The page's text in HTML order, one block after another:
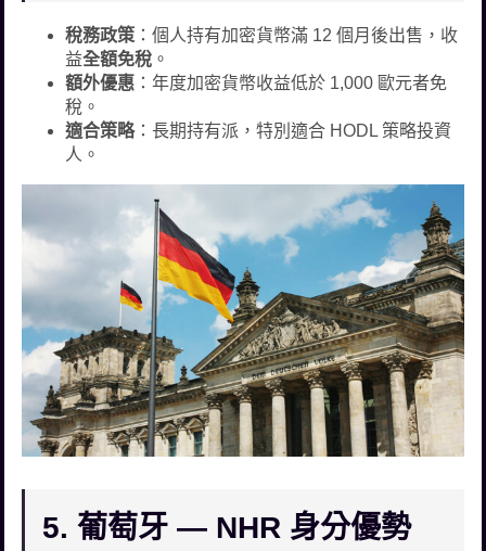
稅務政策 ：個人持有加密貨幣滿 12 個月後出售，收
益全額免稅 。
額外優惠 ：年度加密貨幣收益低於 1,000 歐元者免
稅。
適合策略：長期持有派，特別適合 HODL 策略投資
人。
5. 葡萄牙 — NHR 身分優勢